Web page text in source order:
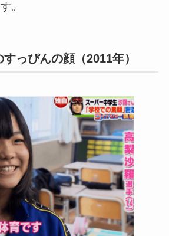
。
っぴんの顔（2011年）